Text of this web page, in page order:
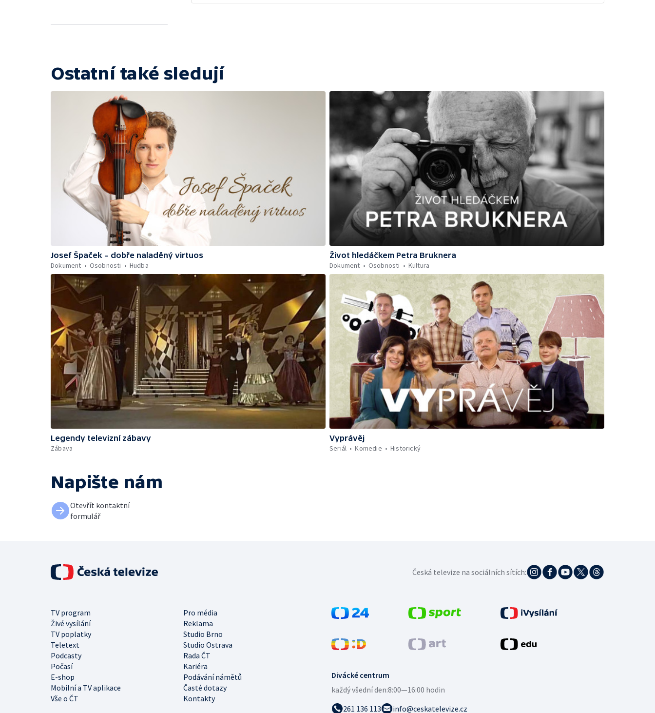
Ostatní také sledují
Josef Špaček – dobře naladěný virtuos
Dokument
Osobnosti Hudba
Život hledáčkem Petra Bruknera
Dokument
Osobnosti Kultura
Legendy televizní zábavy
Zábava
Vyprávěj
Seriál
Komedie Historický
Napište nám
Otevřít kontaktní
formulář
Divácké centrum
každý všední den:8:00—16:00 hodin
261 136 113
info@ceskatelevize.cz
TV program
Pro média
Živé vysílání
Reklama
TV poplatky
Studio Brno
Teletext
Studio Ostrava
Podcasty
Rada ČT
Počasí
Kariéra
E-shop
Podávání námětů
Mobilní a TV aplikace
Časté dotazy
Vše o ČT
Kontakty
Česká televize na sociálních sítích: